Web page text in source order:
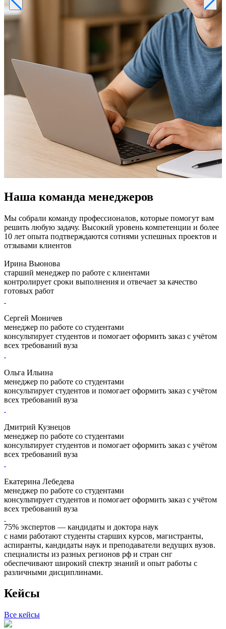
Наша команда менеджеров
Мы собрали команду профессионалов, которые помогут вам
решить любую задачу. Высокий уровень компетенции и более
10 лет опыта подтверждаются сотнями успешных проектов и
отзывами клиентов
Ирина Вьюнова
старший менеджер по работе с клиентами
контролирует сроки выполнения и отвечает за качество
готовых работ
Сергей Моничев
менеджер по работе со студентами
консультирует студентов и помогает оформить заказ с учётом
всех требований вуза
Ольга Ильина
менеджер по работе со студентами
консультирует студентов и помогает оформить заказ с учётом
всех требований вуза
Дмитрий Кузнецов
менеджер по работе со студентами
консультирует студентов и помогает оформить заказ с учётом
всех требований вуза
Екатерина Лебедева
менеджер по работе со студентами
консультирует студентов и помогает оформить заказ с учётом
всех требований вуза
75% экспертов — кандидаты и доктора наук
с нами работают студенты старших курсов, магистранты,
аспиранты, кандидаты наук и преподаватели ведущих вузов.
специалисты из разных регионов рф и стран снг
обеспечивают широкий спектр знаний и опыт работы с
различными дисциплинами.
Кейсы
Все кейсы